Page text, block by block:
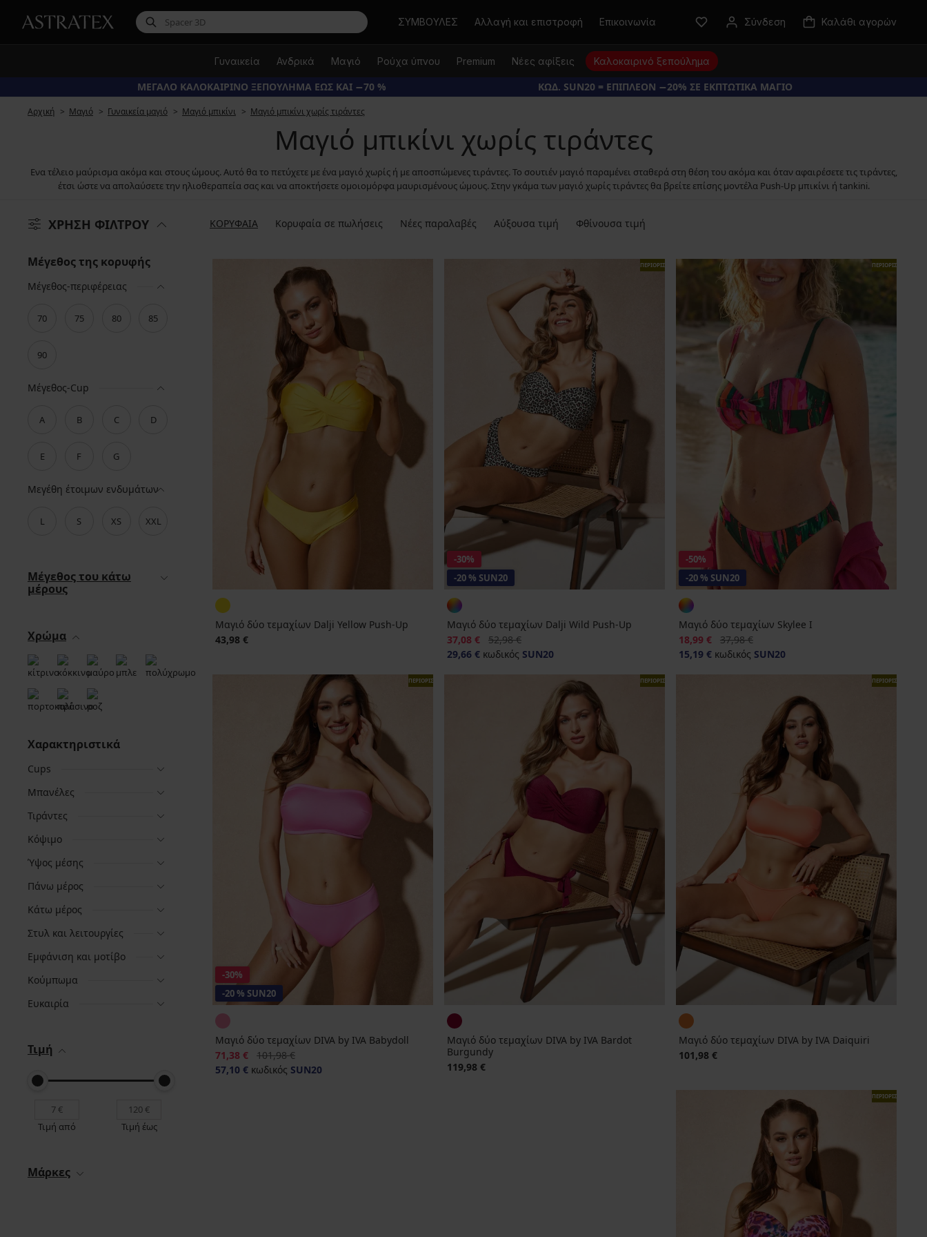
Αναζήτηση
ΣΥΜΒΟΥΛΕΣ Αλλαγή και επιστροφή Επικοινωνία Σύνδεση Καλάθι αγορών
Γυναικεία Ανδρικά Μαγιό Ρούχα ύπνου Premium Νέες αφίξεις Καλοκαιρινό ξεπούλημα
ΜΕΓΑΛΟ ΚΑΛΟΚΑΙΡΙΝΟ ΞΕΠΟΥΛΗΜΑ ΕΩΣ ΚΑΙ −70 % ΚΩΔ. SUN20 = ΕΠΙΠΛΕΟΝ −20% ΣΕ ΕΚΠΤΩΤΙΚΑ ΜΑΓΙΟ
Αρχική Μαγιό Γυναικεία μαγιό Μαγιό μπικίνι Μαγιό μπικίνι χωρίς τιράντες
Μαγιό μπικίνι χωρίς τιράντες
Ενα τέλειο μαύρισμα ακόμα και στους ώμους. Αυτό θα το πετύχετε με ένα μαγιό χωρίς ή με αποσπώμενες τιράντες. Το σουτιέν μαγιό παραμένει σταθερά στη θέση του ακόμα και όταν αφαιρέσετε τις τιράντες,
έτσι ώστε να απολαύσετε την ηλιοθεραπεία σας και να αποκτήσετε ομοιομόρφα μαυρισμένους ώμους. Στην γκάμα των μαγιό χωρίς τιράντες θα βρείτε επίσης μοντέλα Push-Up μπικίνι ή tankini.
ΧΡΗΣΗ ΦΙΛΤΡΟΥ ΚΟΡΥΦΑΙΑ Κορυφαία σε πωλήσεις Νέες παραλαβές Αύξουσα τιμή Φθίνουσα τιμή
Μέγεθος της κορυφής
Μέγεθος-περιφέρειας
70 75 80 85
90
Μέγεθος-Cup
A B C D
E F G
Μεγέθη έτοιμων ενδυμάτων
L S XS XXL
Μέγεθος του κάτω
μέρους
Χρώμα
Χαρακτηριστικά
Cups
Μπανέλες
Τιράντες
Κόψιμο
Ύψος μέσης
Πάνω μέρος
Κάτω μέρος
Στυλ και λειτουργίες
Εμφάνιση και μοτίβο
Κούμπωμα
Ευκαιρία
Τιμή
Τιμή από Τιμή έως
Μάρκες
Μαγιό δύο τεμαχίων Dalji Yellow Push-Up
43,98 €
ΠΕΡΙΟΡΙΣΜΕΝΑ
-30%
-20 % SUN20
Μαγιό δύο τεμαχίων Dalji Wild Push-Up
Έκπτωση
37,08 € Αρχική τιμή
52,98 €
29,66 €κωδικός SUN20
ΠΕΡΙΟΡΙΣΜΕΝΑ
-50%
-20 % SUN20
Μαγιό δύο τεμαχίων Skylee Ι
Έκπτωση
18,99 € Αρχική τιμή
37,98 €
15,19 €κωδικός SUN20
ΠΕΡΙΟΡΙΣΜΕΝΑ
-30%
-20 % SUN20
Μαγιό δύο τεμαχίων DIVA by IVA Babydoll
Έκπτωση
71,38 € Αρχική τιμή
101,98 €
57,10 € κωδικός SUN20
ΠΕΡΙΟΡΙΣΜΕΝΑ
Μαγιό δύο τεμαχίων DIVA by IVA Bardot
Burgundy
119,98 €
ΠΕΡΙΟΡΙΣΜΕΝΑ
Μαγιό δύο τεμαχίων DIVA by IVA Daiquiri
101,98 €
ΠΕΡΙΟΡΙΣΜΕΝΑ